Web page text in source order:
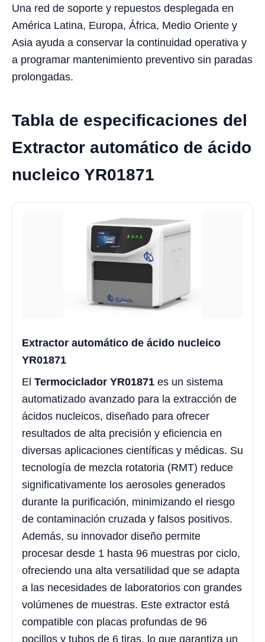
Una red de soporte y repuestos desplegada en
América Latina, Europa, África, Medio Oriente y
Asia ayuda a conservar la continuidad operativa y
a programar mantenimiento preventivo sin paradas
prolongadas.
Tabla de especificaciones del
Extractor automático de ácido
nucleico YR01871
Extractor automático de ácido nucleico
YR01871
El Termociclador YR01871 es un sistema
automatizado avanzado para la extracción de
ácidos nucleicos, diseñado para ofrecer
resultados de alta precisión y eficiencia en
diversas aplicaciones científicas y médicas. Su
tecnología de mezcla rotatoria (RMT) reduce
significativamente los aerosoles generados
durante la purificación, minimizando el riesgo
de contaminación cruzada y falsos positivos.
Además, su innovador diseño permite
procesar desde 1 hasta 96 muestras por ciclo,
ofreciendo una alta versatilidad que se adapta
a las necesidades de laboratorios con grandes
volúmenes de muestras. Este extractor está
compatible con placas profundas de 96
pocillos y tubos de 6 tiras, lo que garantiza un